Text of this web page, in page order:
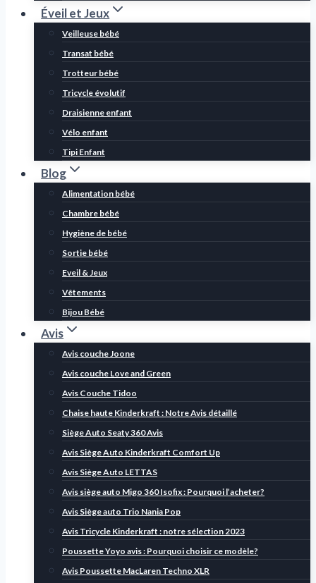
Éveil et Jeux
Veilleuse bébé
Transat bébé
Trotteur bébé
Tricycle évolutif
Draisienne enfant
Vélo enfant
Tipi Enfant
Blog
Alimentation bébé
Chambre bébé
Hygiène de bébé
Sortie bébé
Eveil & Jeux
Vêtements
Bijou Bébé
Avis
Avis couche Joone
Avis couche Love and Green
Avis Couche Tidoo
Chaise haute Kinderkraft : Notre Avis détaillé
Siège Auto Seaty 360 Avis
Avis Siège Auto Kinderkraft Comfort Up
Avis Siège Auto LETTAS
Avis siège auto Migo 360 Isofix : Pourquoi l’acheter?
Avis Siège auto Trio Nania Pop
Avis Tricycle Kinderkraft : notre sélection 2023
Poussette Yoyo avis : Pourquoi choisir ce modèle?
Avis Poussette MacLaren Techno XLR